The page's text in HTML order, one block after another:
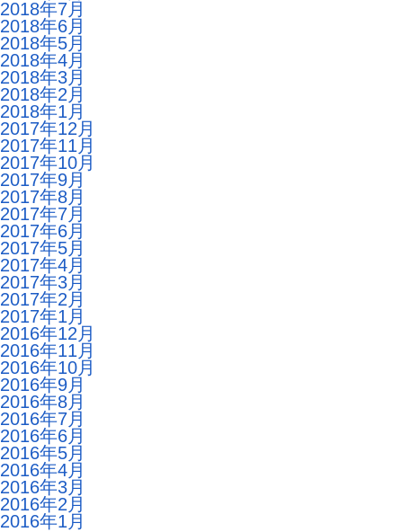
2018年7月
2018年6月
2018年5月
2018年4月
2018年3月
2018年2月
2018年1月
2017年12月
2017年11月
2017年10月
2017年9月
2017年8月
2017年7月
2017年6月
2017年5月
2017年4月
2017年3月
2017年2月
2017年1月
2016年12月
2016年11月
2016年10月
2016年9月
2016年8月
2016年7月
2016年6月
2016年5月
2016年4月
2016年3月
2016年2月
2016年1月